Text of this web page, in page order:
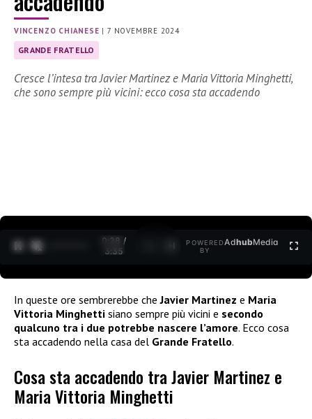
VINCENZO CHIANESE |7 NOVEMBRE 2024
GRANDE FRATELLO
Cresce l’intesa tra Javier Martinez e Maria Vittoria Minghetti,
che sono sempre più vicini: ecco cosa sta accadendo
0:29 /
3:35
POWERED
BY
AdhubMedia
In queste ore sembrerebbe cheJavier Martinez e Maria
Vittoria Minghetti siano sempre più vicini e secondo
qualcuno tra i due potrebbe nascere l’amore. Ecco cosa
sta accadendo nella casa del Grande Fratello.
Cosa sta accadendo tra Javier Martinez e
Maria Vittoria Minghetti